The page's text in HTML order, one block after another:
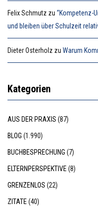
Felix Schmutz zu “Kompetenz-
und bleiben über Schulzeit
Dieter Osterholz zu Warum
Kategorien
AUS DER PRAXIS (87)
BLOG (1.990)
BUCHBESPRECHUNG (7)
ELTERNPERSPEKTIVE(8)
GRENZENLOS (22)
ZITATE(40)